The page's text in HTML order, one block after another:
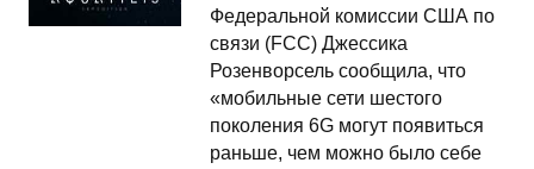
Федеральной комиссии США по
связи (FCC) Джессика
Розенворсель сообщила, что
«мобильные сети шестого
поколения 6G могут появиться
раньше, чем можно было себе